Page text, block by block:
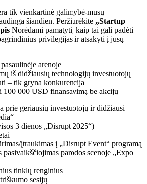
tik vienkartinė galimybė-mūsų
šiandien. Peržiūrėkite „Startup
Norėdami pamatyti, kaip tai gali padėti
privilegijas ir atsakyti į jūsų
arenoje
iš didžiausių technologijų investuotojų
– tik gryna konkurencija
100 000 USD finansavimą be akcijų
prie geriausių investuotojų ir didžiausi
3 dienos „Disrupt 2025“)
įtraukimas į „Disrupt Event“ programą
pasivaikščiojimas parodos scenoje „Expo
tinklų renginius
sesijų